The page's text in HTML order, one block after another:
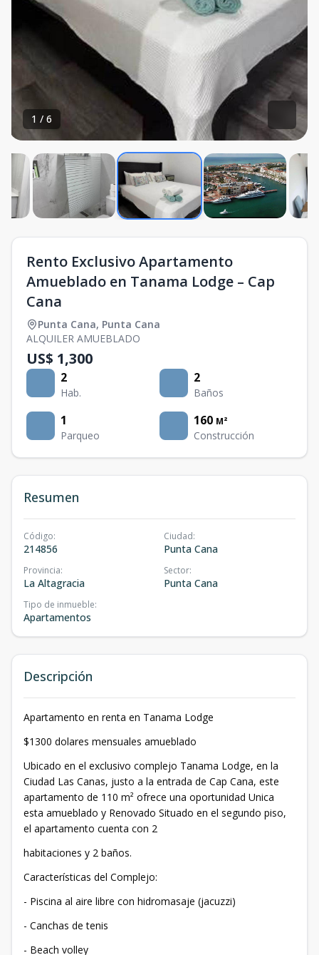
1 / 6
Rento Exclusivo Apartamento
Amueblado en Tanama Lodge – Cap
Cana
Punta Cana, Punta Cana
ALQUILER AMUEBLADO
US$ 1,300
2
Hab.
2
Baños
1
Parqueo
160 M²
Construcción
Resumen
Código:
214856
Ciudad:
Punta Cana
Provincia:
La Altagracia
Sector:
Punta Cana
Tipo de inmueble:
Apartamentos
Descripción
Apartamento en renta en Tanama Lodge
$1300 dolares mensuales amueblado
Ubicado en el exclusivo complejo Tanama Lodge, en la
Ciudad Las Canas, justo a la entrada de Cap Cana, este
apartamento de 110 m² ofrece una oportunidad Unica
esta amueblado y Renovado Situado en el segundo piso,
el apartamento cuenta con 2
habitaciones y 2 baños.
Características del Complejo:
- Piscina al aire libre con hidromasaje (jacuzzi)
- Canchas de tenis
- Beach volley